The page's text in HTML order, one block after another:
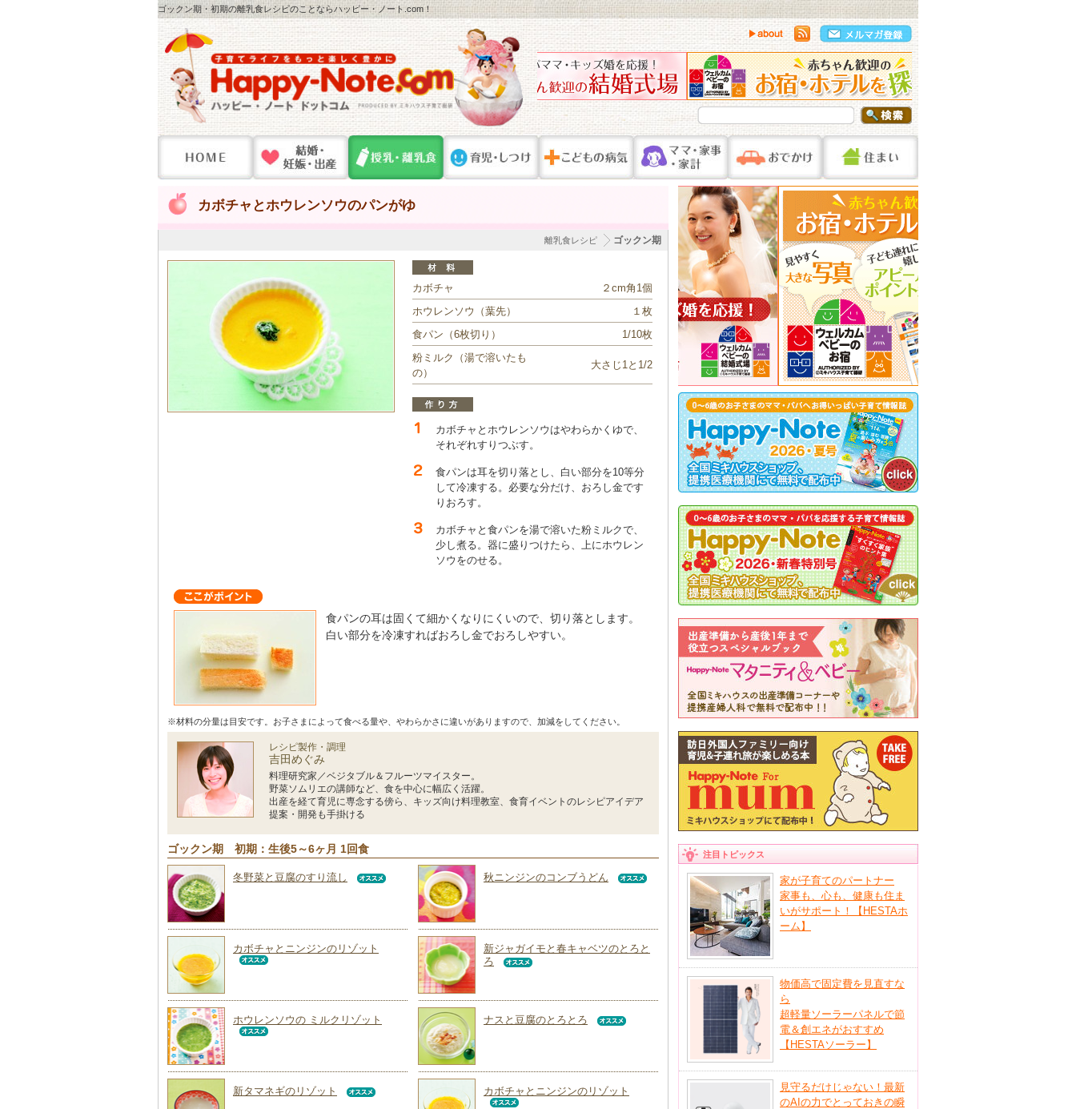
ゴックン期・初期の離乳食レシピのことならハッピー・ノート.com！
カボチャとホウレンソウのパンがゆ
ゴックン期
離乳食レシピ
カボチャ
２cm角1個
ホウレンソウ（葉先）
１枚
食パン（6枚切り）
1/10枚
粉ミルク（湯で溶いたも
の）
大さじ1と1/2
カボチャとホウレンソウはやわらかくゆで、
それぞれすりつぶす。
食パンは耳を切り落とし、白い部分を10等分
して冷凍する。必要な分だけ、おろし金です
りおろす。
カボチャと食パンを湯で溶いた粉ミルクで、
少し煮る。器に盛りつけたら、上にホウレン
ソウをのせる。
食パンの耳は固くて細かくなりにくいので、切り落とします。
白い部分を冷凍すればおろし金でおろしやすい。
※材料の分量は目安です。お子さまによって食べる量や、やわらかさに違いがありますので、加減をしてください。
レシピ製作・調理
吉田めぐみ
料理研究家／ベジタブル＆フルーツマイスター。
野菜ソムリエの講師など、食を中心に幅広く活躍。
出産を経て育児に専念する傍ら、キッズ向け料理教室、食育イベントのレシピアイデア
提案・開発も手掛ける
ゴックン期 初期：生後5～6ヶ月 1回食
冬野菜と豆腐のすり流し 秋ニンジンのコンブうどん
カボチャとニンジンのリゾット
新ジャガイモと春キャベツのとろと
ろ
ホウレンソウの ミルクリゾット ナスと豆腐のとろとろ
新タマネギのリゾット カボチャとニンジンのリゾット
注目トピックス
家が子育てのパートナー
家事も、心も、健康も住ま
いがサポート！【HESTAホ
ーム】
物価高で固定費を見直すな
ら
超軽量ソーラーパネルで節
電＆創エネがおすすめ
【HESTAソーラー】
見守るだけじゃない！最新
のAIの力でとっておきの瞬